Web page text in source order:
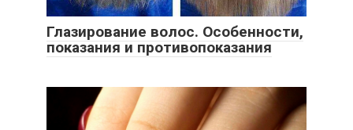
Глазирование волос. Особенности,
показания и противопоказания